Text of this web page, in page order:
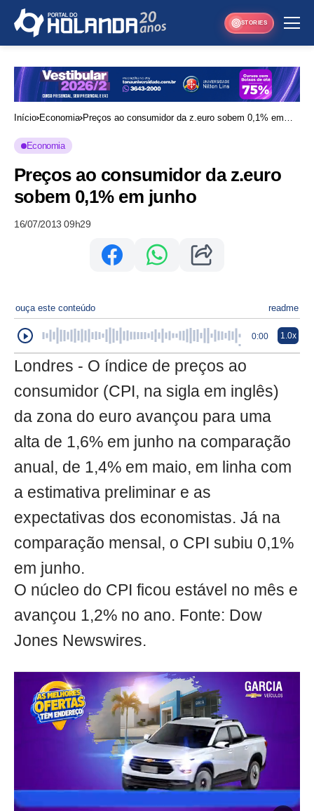
STORIES
Início Economia Preços ao consumidor da z.euro sobem 0,1% em
Economia
Preços ao consumidor da z.euro
sobem 0,1% em junho
16/07/2013 09h29
ouça este conteúdo readme
0:00 1.0x
Londres - O índice de preços ao
consumidor (CPI, na sigla em inglês)
da zona do euro avançou para uma
alta de 1,6% em junho na comparação
anual, de 1,4% em maio, em linha com
a estimativa preliminar e as
expectativas dos economistas. Já na
comparação mensal, o CPI subiu 0,1%
em junho.
O núcleo do CPI ficou estável no mês e
avançou 1,2% no ano. Fonte: Dow
Jones Newswires.